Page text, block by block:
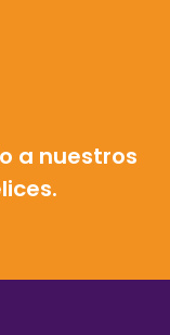
a nuestros